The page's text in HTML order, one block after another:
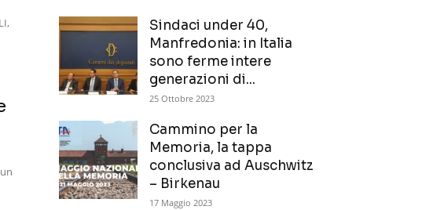
Sindaci under 40,
Manfredonia: in Italia
sono ferme intere
generazioni di...
25 Ottobre 2023
Cammino per la
Memoria, la tappa
conclusiva ad Auschwitz
– Birkenau
17 Maggio 2023